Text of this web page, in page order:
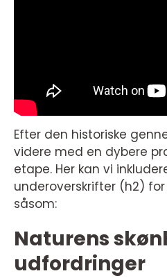
Efter den historiske
videre med en dybere
etape. Her kan vi
underoverskrifter (h2)
såsom:
Naturens
udfordringer